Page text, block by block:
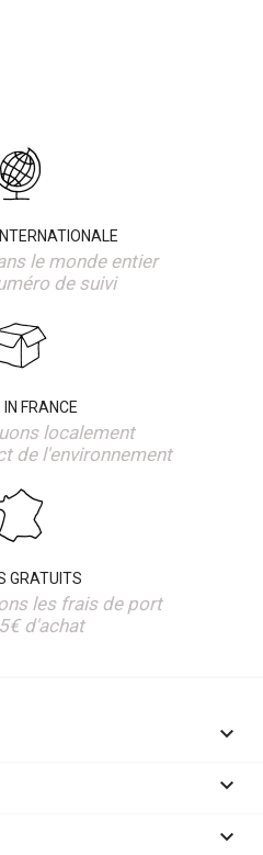
le monde entier
de suivi
IN FRANCE
localement
de l'environnement
GRATUITS
les frais de port
d'achat


